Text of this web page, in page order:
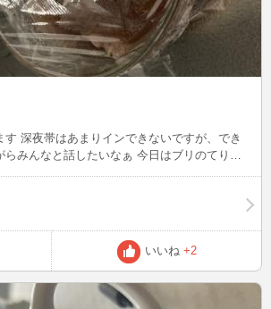
深夜帯はあまりインできないですが、でき
話したいなぁ 今日はブリのてりや
いいね +2